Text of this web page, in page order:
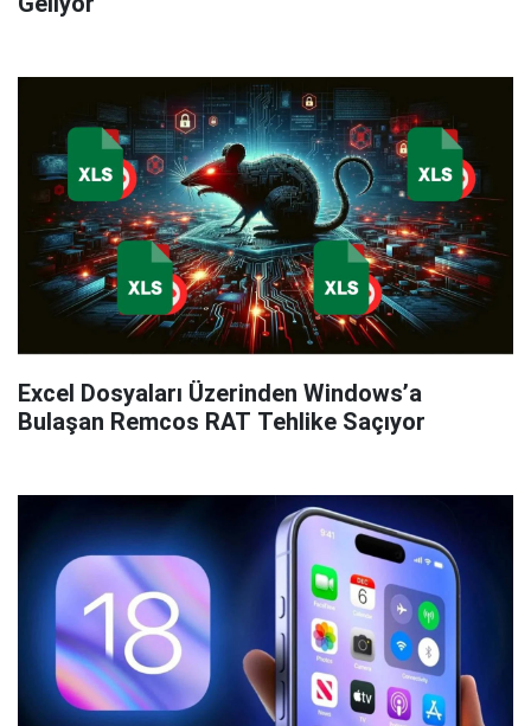
Excel Dosyaları Üzerinden Windows’a
Bulaşan Remcos RAT Tehlike Saçıyor